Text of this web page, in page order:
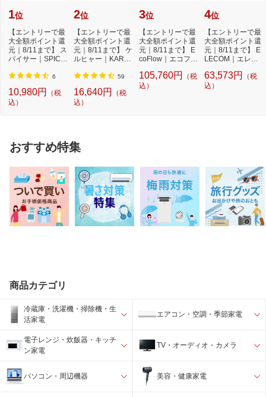
1位
【エントリーで最
大全額ポイント還
元｜8/11まで】 ス
パイサー｜SPICE
ケ...
6
10,980円
（税
込）
2位
【エントリーで最
大全額ポイント還
元｜8/11まで】 ケ
ルヒャー｜KARC
圧...
59
16,640円
（税
込）
3位
【エントリーで最
大全額ポイント還
元｜8/11まで】 E
coFlow｜エコフロ
P...
105,760円
（税
込）
4位
【エントリーで最
大全額ポイント還
元｜8/11まで】 E
LECOM｜エレコ
...
63,573円
（税
込）
おすすめ特集
商品カテゴリ
冷蔵庫・洗濯機・掃除機・生
活家電
エアコン・空調・季節家電
電子レンジ・炊飯器・キッチ
ン家電
TV・オーディオ・カメラ
パソコン・周辺機器 美容・健康家電